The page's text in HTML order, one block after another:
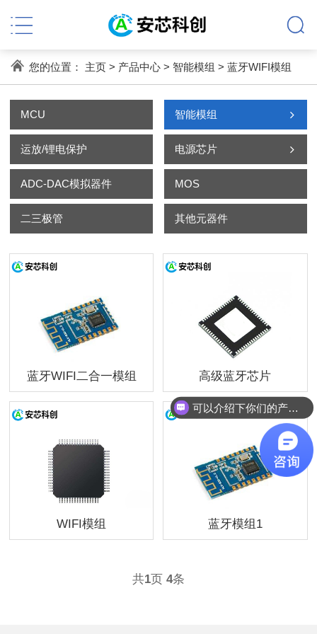
您的位置： 主页> 产品中心> 智能模组 > 蓝牙WIFI模组
MCU 智能模组
运放/锂电保护 电源芯片
ADC-DAC模拟器件 MOS
二三极管 其他元器件
蓝牙WIFI二合一模组 高级蓝牙芯片
WIFI模组 蓝牙模组1
共1页 4条
可以介绍下你们的产品么